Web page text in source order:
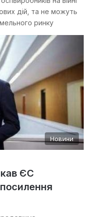
дій, та не можуть
ринку
Новини
ЄС